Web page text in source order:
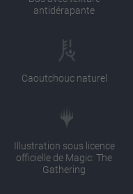
antidérapante
Caoutchouc naturel
Illustration sous licence
officielle de Magic: The
Gathering